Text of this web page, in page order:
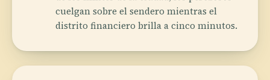
cuelgan sobre el sendero mientras el
distrito financiero brilla a cinco minutos.